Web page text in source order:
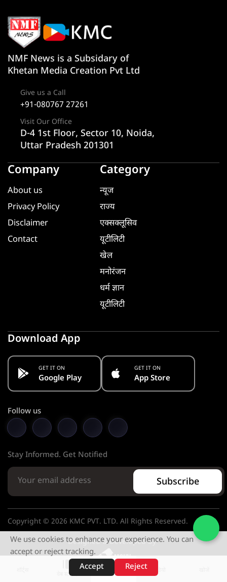
वेब स्टोरीज़
NMF News is a Subsidary of
Khetan Media Creation Pvt Ltd
Give us a Call
+91-080767 27261
Visit Our Office
D-4 1st Floor, Sector 10, Noida,
Uttar Pradesh 201301
Company
About us
Privacy Policy
Disclaimer
Contact
Category
न्यूज
राज्य
एक्सक्लूसिव
यूटीलिटी
खेल
मनोरंजन
धर्म ज्ञान
यूटीलिटी
Download App
GET IT ON
Google Play
GET IT ON
App Store
Follow us
Stay Informed. Get Notified
Subscribe
Copyright © 2026 KMC PVT. LTD. All Rights Reserved.
Designed & Developed by
We use cookies to enhance your experience. You can
accept or reject tracking.
Accept
Reject